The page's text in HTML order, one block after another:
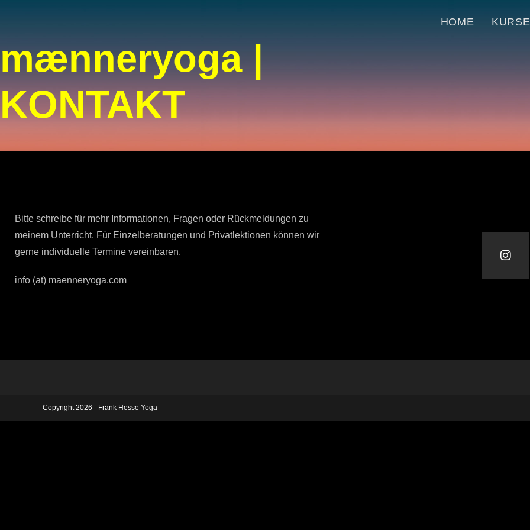
HOME KURSE
mænneryoga |
KONTAKT
Bitte schreibe für mehr Informationen, Fragen oder Rückmeldungen zu
meinem Unterricht. Für Einzelberatungen und Privatlektionen können wir
gerne individuelle Termine vereinbaren.
info (at) maenneryoga.com
Copyright 2026 - Frank Hesse Yoga